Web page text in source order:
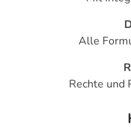
Alle
Rechte und